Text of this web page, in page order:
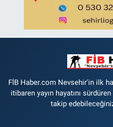
FİB Haber.com Nevsehir'in ilk
itibaren yayın hayatını
takip